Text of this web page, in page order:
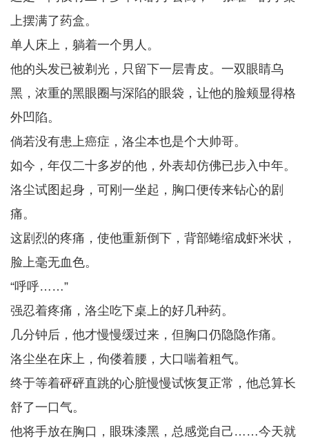
上摆满了药盒。
单人床上，躺着一个男人。
他的头发已被剃光，只留下一层青皮。一双眼睛乌
黑，浓重的黑眼圈与深陷的眼袋，让他的脸颊显得格
外凹陷。
倘若没有患上癌症，洛尘本也是个大帅哥。
如今，年仅二十多岁的他，外表却仿佛已步入中年。
洛尘试图起身，可刚一坐起，胸口便传来钻心的剧
痛。
这剧烈的疼痛，使他重新倒下，背部蜷缩成虾米状，
脸上毫无血色。
“呼呼……”
强忍着疼痛，洛尘吃下桌上的好几种药。
几分钟后，他才慢慢缓过来，但胸口仍隐隐作痛。
洛尘坐在床上，佝偻着腰，大口喘着粗气。
终于等着砰砰直跳的心脏慢慢试恢复正常，他总算长
舒了一口气。
他将手放在胸口，眼珠漆黑，总感觉自己……今天就